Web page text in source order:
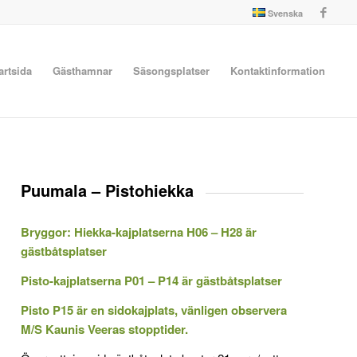
Svenska
Gästhamnar Säsongsplatser Kontaktinformation
Puumala – Pistohiekka
Bryggor: Hiekka-kajplatserna H06 – H28 är
gästbåtsplatser
Pisto-kajplatserna P01 – P14 är gästbåtsplatser
Pisto P15 är en sidokajplats, vänligen observera
M/S Kaunis Veeras stopptider.